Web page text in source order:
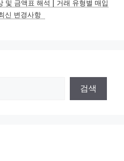
리
및 금액표 해석 | 거래 유형별 매입
신 변경사항
검색